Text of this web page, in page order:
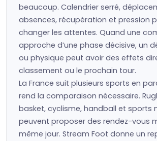
beaucoup. Calendrier serré,
absences, récupération et pression
changer les attentes. Quand une
approche d’une phase décisive, un
ou physique peut avoir des effets
classement ou le prochain tour.
La France suit plusieurs sports en
rend la comparaison nécessaire.
basket, cyclisme, handball et sports
peuvent proposer des rendez-vous
même jour. Stream Foot donne un